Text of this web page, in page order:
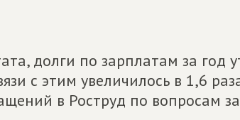
долги по зарплатам за год
с этим увеличилось в 1,6
в Роструд по вопросам